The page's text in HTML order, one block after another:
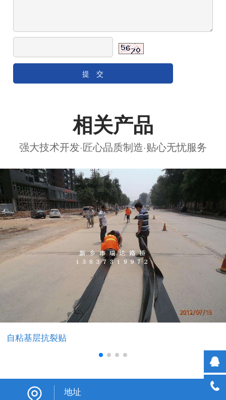
相关产品
强大技术开发·匠心品质制造·贴心无忧服务
自粘基层抗裂贴
地址